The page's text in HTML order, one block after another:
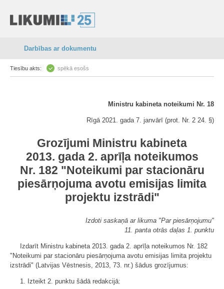
Darbības ar dokumentu
Tiesību akts: spēkā esošs
Ministru kabineta noteikumi Nr. 18
Rīgā 2021. gada 7. janvārī (prot. Nr. 2 24. §)
Grozījumi Ministru kabineta
2013. gada 2. aprīļa noteikumos
Nr. 182 "Noteikumi par stacionāru
piesārņojuma avotu emisijas limita
projektu izstrādi"
Izdoti saskaņā ar likuma "Par piesārņojumu"
11. panta otrās daļas 1. punktu
Izdarīt Ministru kabineta 2013. gada 2. aprīļa noteikumos Nr. 182
"Noteikumi par stacionāru piesārņojuma avotu emisijas limita projektu
izstrādi" (Latvijas Vēstnesis, 2013, 73. nr.) šādus grozījumus:
1. Izteikt 2. punktu šādā redakcijā: